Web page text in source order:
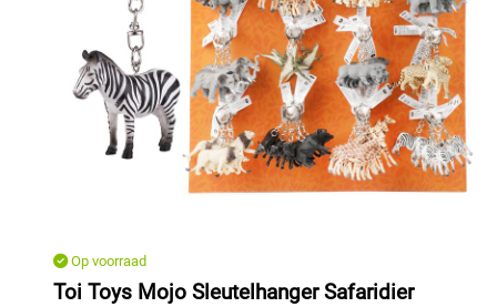
Op voorraad
Toi Toys Mojo Sleutelhanger Safaridier